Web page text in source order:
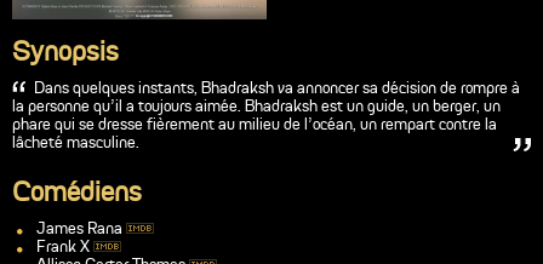
Synopsis
Dans quelques instants, Bhadraksh va annoncer sa décision de rompre à
la personne qu’il a toujours aimée. Bhadraksh est un guide, un berger, un
phare qui se dresse fièrement au milieu de l'océan, un rempart contre la
lâcheté masculine.
Comédiens
James Rana
Frank X